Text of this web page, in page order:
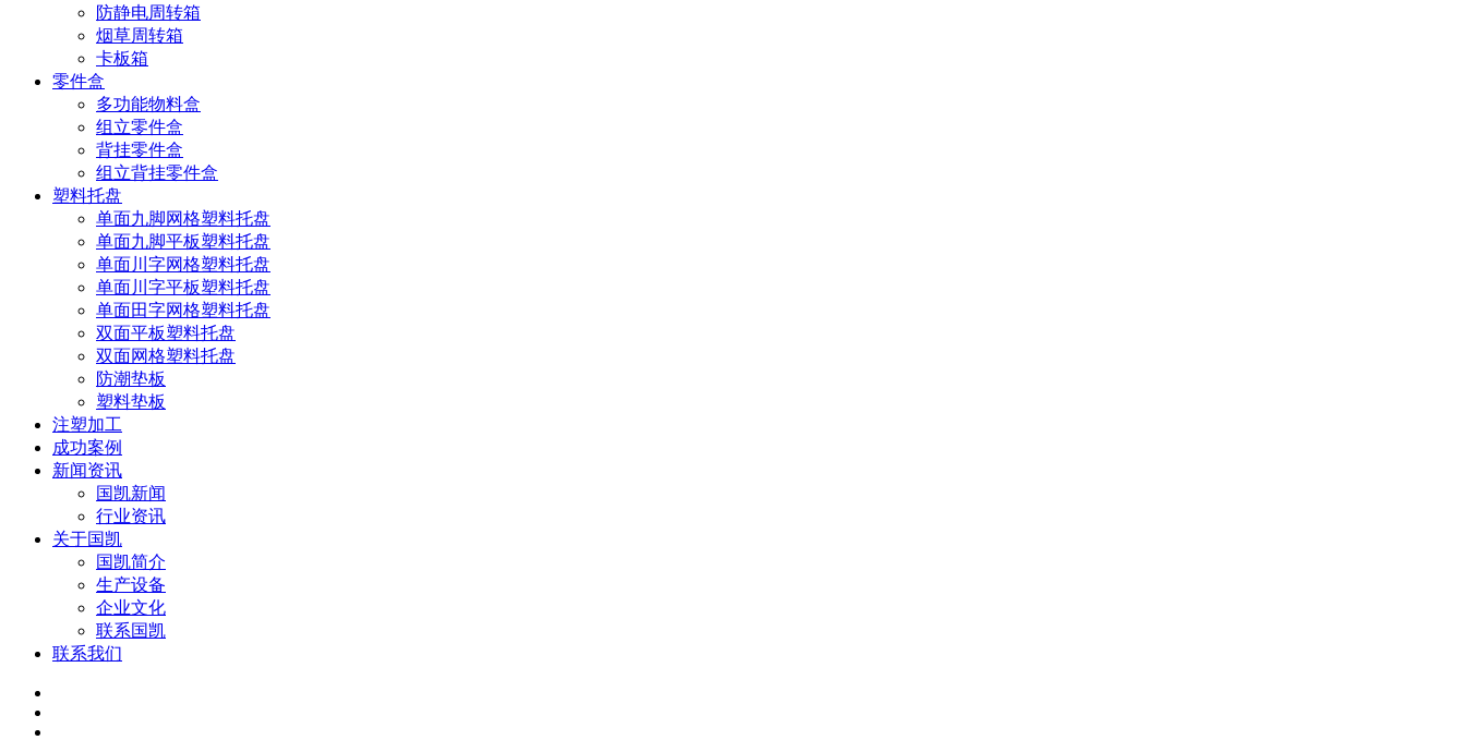
防静电周转箱
烟草周转箱
卡板箱
零件盒
多功能物料盒
组立零件盒
背挂零件盒
组立背挂零件盒
塑料托盘
单面九脚网格塑料托盘
单面九脚平板塑料托盘
单面川字网格塑料托盘
单面川字平板塑料托盘
单面田字网格塑料托盘
双面平板塑料托盘
双面网格塑料托盘
防潮垫板
塑料垫板
注塑加工
成功案例
新闻资讯
国凯新闻
行业资讯
关于国凯
国凯简介
生产设备
企业文化
联系国凯
联系我们